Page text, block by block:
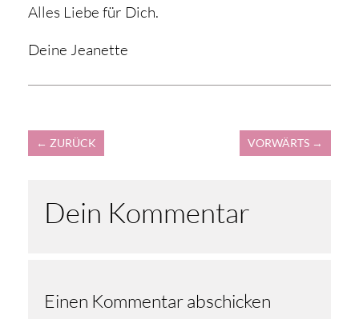
Alles Liebe für Dich.
Deine Jeanette
← ZURÜCK VORWÄRTS →
Dein Kommentar
Einen Kommentar abschicken